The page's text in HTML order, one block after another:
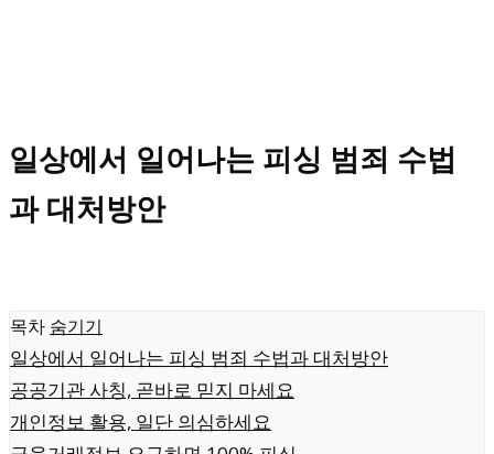
일상에서 일어나는 피싱 범죄 수법
과 대처방안
목차 숨기기
일상에서 일어나는 피싱 범죄 수법과 대처방안
공공기관 사칭, 곧바로 믿지 마세요
개인정보 활용, 일단 의심하세요